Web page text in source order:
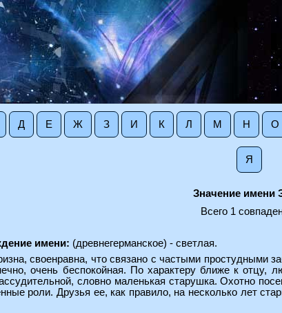
Д Е Ж З И К Л М Н О
Я
Значение имени
Всего 1
имени: (древнегерманское) - светлая.
своенравна, что связано с частыми
очень беспокойная. По характеру ближе к
словно маленькая старушка. Охотно
роли. Друзья ее, как правило, на несколько лет